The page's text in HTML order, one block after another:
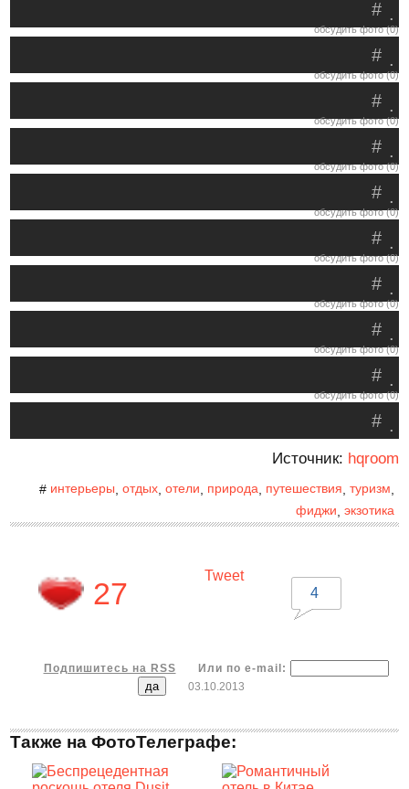
.
#
обсудить фото (0)
.
#
обсудить фото (0)
.
#
обсудить фото (0)
.
#
обсудить фото (0)
.
#
обсудить фото (0)
.
#
обсудить фото (0)
.
#
обсудить фото (0)
.
#
обсудить фото (0)
.
#
обсудить фото (0)
.
#
Источник: hqroom
# интерьеры отдых, отели природа, путешествия туризм
фиджи экзотика
27
Tweet
4
Подпишитесь на RSS
Или по e-mail:
03.10.2013
Также на ФотоТелеграфе: